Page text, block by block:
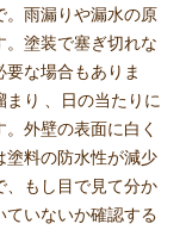
雨漏りや漏水の原
塗装で塞ぎ切れな
な場合もありま
り 、日の当たりに
外壁の表面に白く
料の防水性が減少
、もし目で見て分か
いないか確認する